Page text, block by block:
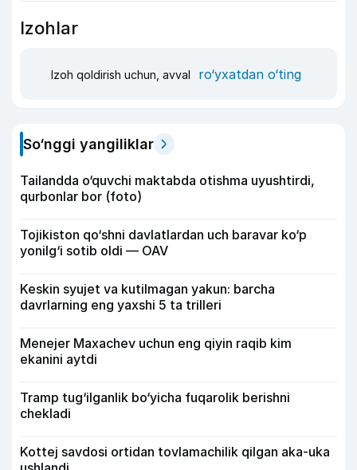
Izohlar
Izoh qoldirish uchun, avval ro‘yxatdan o‘ting
So‘nggi yangiliklar
Tailandda o‘quvchi maktabda otishma uyushtirdi,
qurbonlar bor (foto)
Tojikiston qo‘shni davlatlardan uch baravar ko‘p
yonilg‘i sotib oldi — OAV
Keskin syujet va kutilmagan yakun: barcha
davrlarning eng yaxshi 5 ta trilleri
Menejer Maxachev uchun eng qiyin raqib kim
ekanini aytdi
Tramp tug‘ilganlik bo‘yicha fuqarolik berishni
chekladi
Kottej savdosi ortidan tovlamachilik qilgan aka-uka